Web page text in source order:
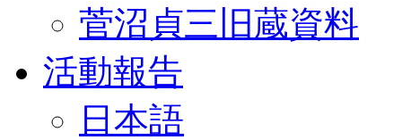
菅沼貞三旧蔵資料
活動報告
日本語